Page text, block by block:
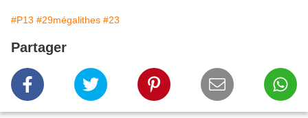
#P13 #29mégalithes #23
Partager